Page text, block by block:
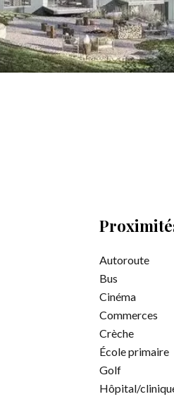
Autoroute
Bus
Cinéma
Commerces
Crèche
École primaire
Golf
Hôpital/